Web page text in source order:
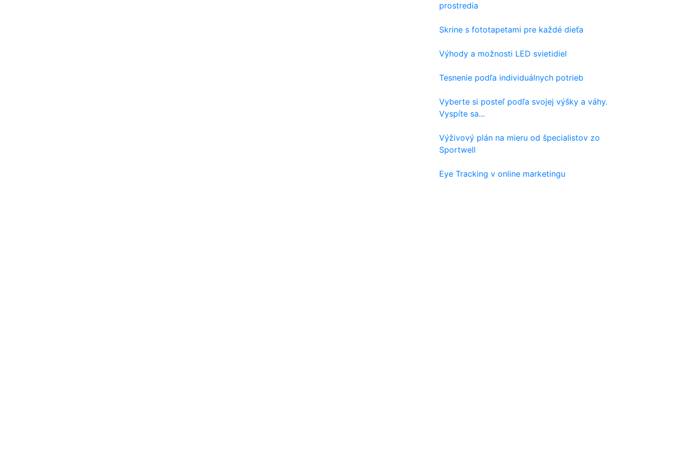
prostredia
Skrine s fototapetami pre každé dieťa
Výhody a možnosti LED svietidiel
Tesnenie podľa individuálnych potrieb
Vyberte si posteľ podľa svojej výšky a váhy.
Vyspíte sa...
Výživový plán na mieru od špecialistov zo
Sportwell
Eye Tracking v online marketingu